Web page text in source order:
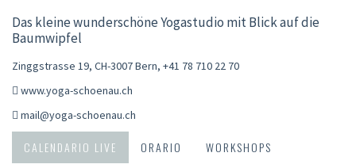
Das kleine wunderschöne Yogastudio mit Blick auf die
Baumwipfel
Zinggstrasse 19, CH-3007 Bern, +41 78 710 22 70
www.yoga-schoenau.ch
mail@yoga-schoenau.ch
CALENDARIO LIVE ORARIO
WORKSHOPS